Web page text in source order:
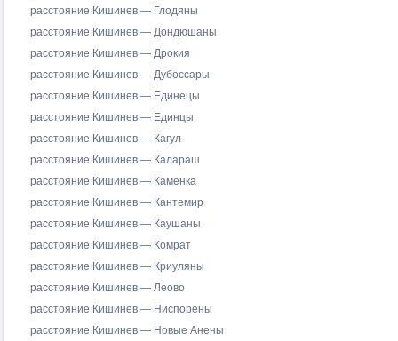
расстояние Кишинев — Глодяны
расстояние Кишинев — Дондюшаны
расстояние Кишинев — Дрокия
расстояние Кишинев — Дубоссары
расстояние Кишинев — Единецы
расстояние Кишинев — Единцы
расстояние Кишинев — Кагул
расстояние Кишинев — Калараш
расстояние Кишинев — Каменка
расстояние Кишинев — Кантемир
расстояние Кишинев — Каушаны
расстояние Кишинев — Комрат
расстояние Кишинев — Криуляны
расстояние Кишинев — Леово
расстояние Кишинев — Ниспорены
расстояние Кишинев — Новые Анены